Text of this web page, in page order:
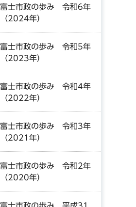
富士市政の歩み 令和6年
（2024年）
富士市政の歩み 令和5年
（2023年）
富士市政の歩み 令和4年
（2022年）
富士市政の歩み 令和3年
（2021年）
富士市政の歩み 令和2年
（2020年）